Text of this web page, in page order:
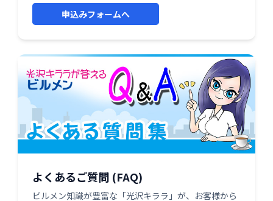
申込みフォームへ
よくあるご質問 (FAQ)
ビルメン知識が豊富な「光沢キララ」が、お客様から